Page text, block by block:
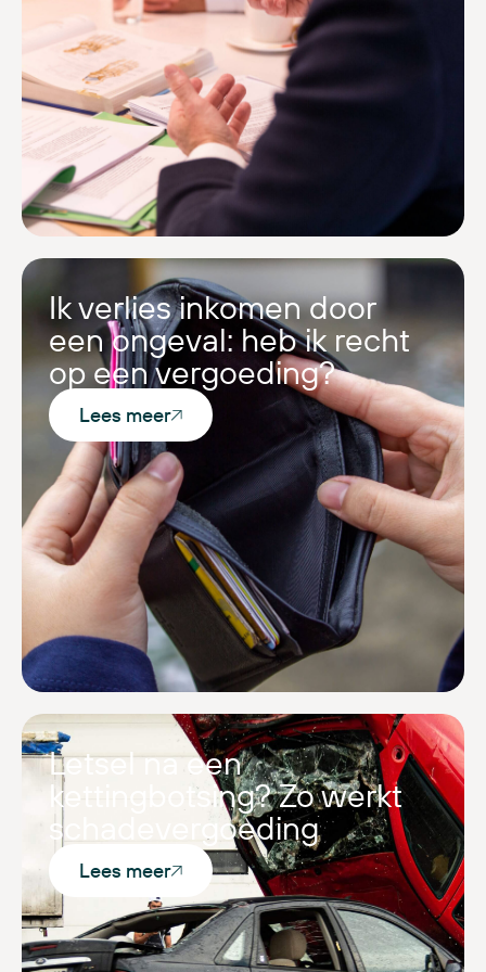
Ik verlies inkomen door
een ongeval: heb ik recht
op een vergoeding?
Lees meer
Letsel na een
kettingbotsing? Zo werkt
schadevergoeding
Lees meer